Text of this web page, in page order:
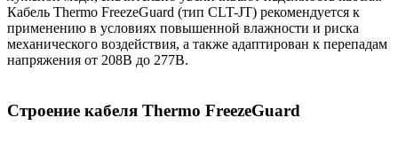
Кабель Thermo FreezeGuard (тип CLT-JT) рекомендуется к
применению в условиях повышенной влажности и риска
механического воздействия, а также адаптирован к перепадам
напряжения от 208В до 277В.
Строение кабеля Thermo FreezeGuard